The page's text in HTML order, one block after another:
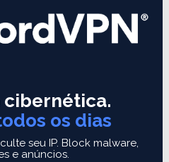
cibernética.
os dias
seu IP. Block malware,
e anúncios.